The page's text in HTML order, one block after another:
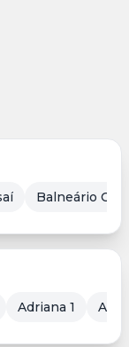
Balneário
Adriana 1